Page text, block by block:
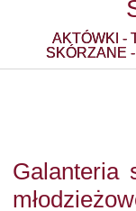
AKTÓWKI -
SKÓRZANE
Galanteria